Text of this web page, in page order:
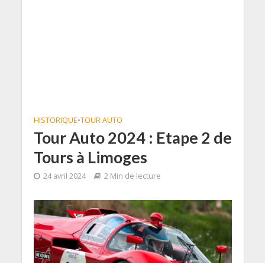
HISTORIQUE•TOUR AUTO
Tour Auto 2024 : Etape 2 de
Tours à Limoges
24 avril 2024 2 Min de lecture